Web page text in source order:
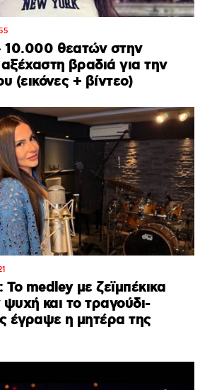
θεατών στην
βραδιά για την
(εικόνες + βίντεο)
medley με ζεϊμπέκικα
ψυχή και το τραγούδι-
έγραψε η μητέρα της